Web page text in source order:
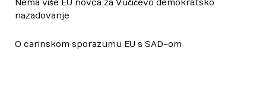
Nema više EU novca za Vučićevo demokratsko
nazadovanje
O carinskom sporazumu EU s SAD-om